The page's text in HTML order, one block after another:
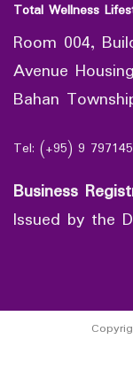
Total Wellness
Room 004,
Avenue
Bahan
Tel: (+95) 9
Business
Issued by the